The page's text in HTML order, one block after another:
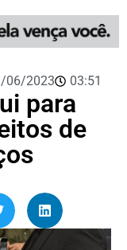
06/2023 03:51
para
de